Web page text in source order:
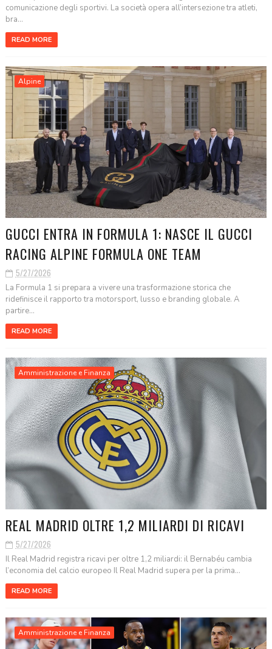
comunicazione degli sportivi. La società opera all’intersezione tra atleti,
bra...
READ MORE
Alpine
GUCCI ENTRA IN FORMULA 1: NASCE IL GUCCI
RACING ALPINE FORMULA ONE TEAM
5/27/2026
La Formula 1 si prepara a vivere una trasformazione storica che
ridefinisce il rapporto tra motorsport, lusso e branding globale. A
partire...
READ MORE
Amministrazione e Finanza
REAL MADRID OLTRE 1,2 MILIARDI DI RICAVI
5/27/2026
Il Real Madrid registra ricavi per oltre 1,2 miliardi: il Bernabéu cambia
l’economia del calcio europeo Il Real Madrid supera per la prima...
READ MORE
Amministrazione e Finanza